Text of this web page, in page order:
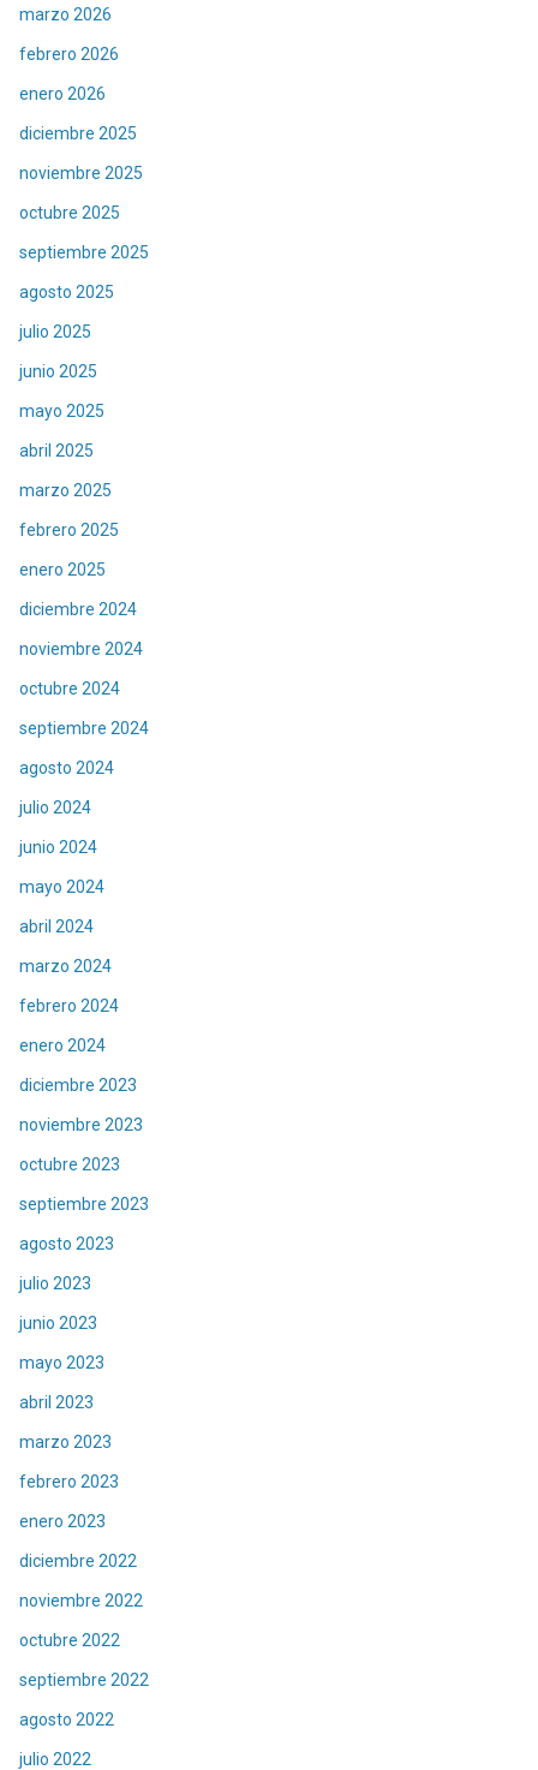
marzo 2026
febrero 2026
enero 2026
diciembre 2025
noviembre 2025
octubre 2025
septiembre 2025
agosto 2025
julio 2025
junio 2025
mayo 2025
abril 2025
marzo 2025
febrero 2025
enero 2025
diciembre 2024
noviembre 2024
octubre 2024
septiembre 2024
agosto 2024
julio 2024
junio 2024
mayo 2024
abril 2024
marzo 2024
febrero 2024
enero 2024
diciembre 2023
noviembre 2023
octubre 2023
septiembre 2023
agosto 2023
julio 2023
junio 2023
mayo 2023
abril 2023
marzo 2023
febrero 2023
enero 2023
diciembre 2022
noviembre 2022
octubre 2022
septiembre 2022
agosto 2022
julio 2022